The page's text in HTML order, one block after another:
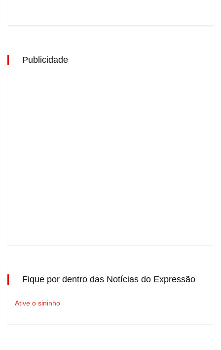
Publicidade
Fique por dentro das Notícias do Expressão
Ative o sininho